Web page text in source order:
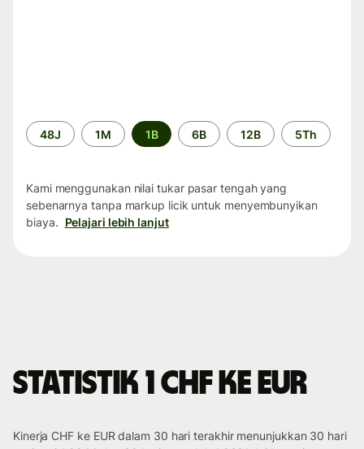
Periode
waktu
48J 1M 1B 6B 12B 5Th
Kami menggunakan nilai tukar pasar tengah yang
sebenarnya tanpa markup licik untuk menyembunyikan
biaya. Pelajari lebih lanjut
Statistik 1 CHF ke EUR
Kinerja CHF ke EUR dalam 30 hari terakhir menunjukkan 30 hari